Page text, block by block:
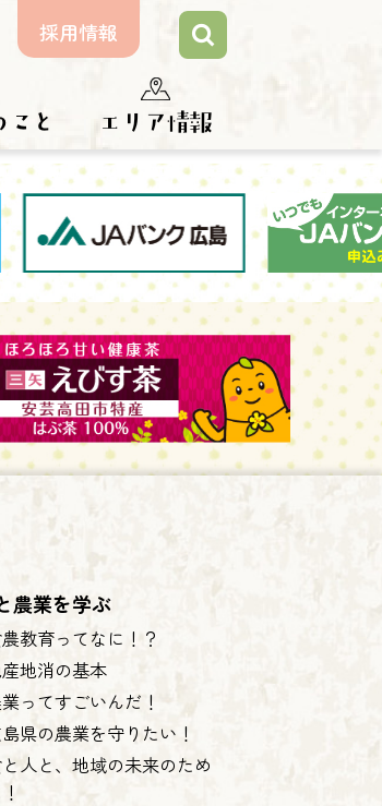
採用情報
こと エリア情報
農業を学ぶ
教育ってなに！？
地消の基本
ってすごいんだ！
県の農業を守りたい！
人と、地域の未来のため